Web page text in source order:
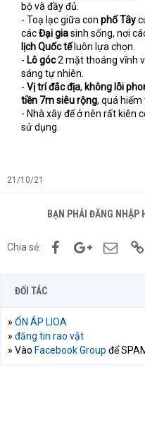
bộ và đầy đủ.
- Toạ lạc giữa con phố Tây
cácĐại giasinh sống, nơi
lịch Quốc tếluôn lựa chọn.
- Lô góc2 mặt thoáng vĩnh
sáng tự nhiên.
- Vị trí đắc địa, không lỗi
tiền 7m siêu rộng, quá hiếm
- Nhà xây để ở nên rất kiên
sử dụng.
21/10/21
BẠN PHẢI ĐĂNG NHẬP
Chia sẻ: FacebookGoogle+Email
ĐỐI TÁC
» ỔN ÁP LIOA
» đăng tin rao vặt
» Vào Facebook Group để